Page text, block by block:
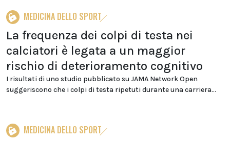
MEDICINA DELLO SPORT
La frequenza dei colpi di testa nei
calciatori è legata a un maggior
rischio di deterioramento cognitivo
I risultati di uno studio pubblicato su JAMA Network Open
suggeriscono che i colpi di testa ripetuti durante una carriera...
MEDICINA DELLO SPORT